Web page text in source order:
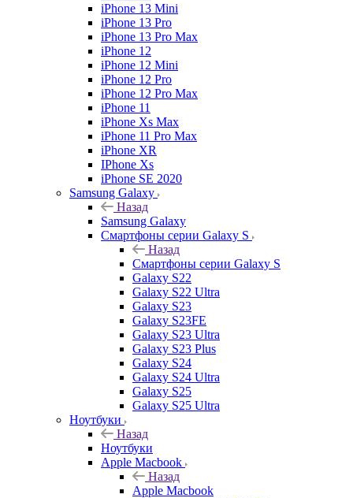
iPhone 13 Mini
iPhone 13 Pro
iPhone 13 Pro Max
iPhone 12
iPhone 12 Mini
iPhone 12 Pro
iPhone 12 Pro Max
iPhone 11
iPhone Xs Max
iPhone 11 Pro Max
iPhone XR
IPhone Xs
iPhone SE 2020
Samsung Galaxy
Назад
Samsung Galaxy
Смартфоны серии Galaxy S
Назад
Смартфоны серии Galaxy S
Galaxy S22
Galaxy S22 Ultra
Galaxy S23
Galaxy S23FE
Galaxy S23 Ultra
Galaxy S23 Plus
Galaxy S24
Galaxy S24 Ultra
Galaxy S25
Galaxy S25 Ultra
Ноутбуки
Назад
Ноутбуки
Apple Macbook
Назад
Apple Macbook